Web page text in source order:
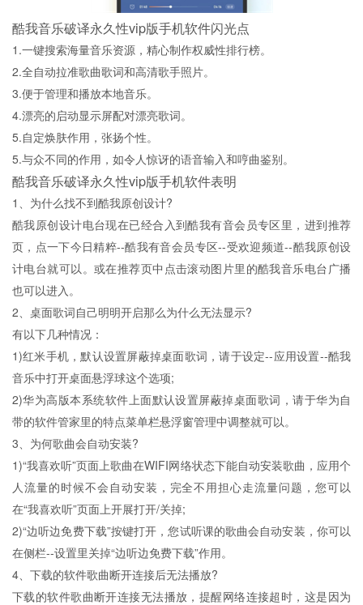
酷我音乐破译永久性vip版手机软件闪光点
1.一键搜索海量音乐资源，精心制作权威性排行榜。
2.全自动拉准歌曲歌词和高清歌手照片。
3.便于管理和播放本地音乐。
4.漂亮的启动显示屏配对漂亮歌词。
5.自定焕肤作用，张扬个性。
5.与众不同的作用，如令人惊讶的语音输入和哼曲鉴别。
酷我音乐破译永久性vip版手机软件表明
1、为什么找不到酷我原创设计?
酷我原创设计电台现在已经合入到酷我有音会员专区里，进到推荐
页，点一下今日精粹--酷我有音会员专区--受欢迎频道--酷我原创设
计电台就可以。或在推荐页中点击滚动图片里的酷我音乐电台广播
也可以进入。
2、桌面歌词自己明明开启那么为什么无法显示?
有以下几种情况：
1)红米手机，默认设置屏蔽掉桌面歌词，请于设定--应用设置--酷我
音乐中打开桌面悬浮球这个选项;
2)华为高版本系统软件上面默认设置屏蔽掉桌面歌词，请于华为自
带的软件管家里的特点菜单栏悬浮窗管理中调整就可以。
3、为何歌曲会自动安装?
1)“我喜欢听”页面上歌曲在WIFI网络状态下能自动安装歌曲，应用个
人流量的时候不会自动安装，完全不用担心走流量问题，您可以
在“我喜欢听”页面上开展打开/关掉;
2)“边听边免费下载”按键打开，您试听课的歌曲会自动安装，你可以
在侧栏--设置里关掉“边听边免费下载”作用。
4、下载的软件歌曲断开连接后无法播放?
下载的软件歌曲断开连接无法播放，提醒网络连接超时，这是因为